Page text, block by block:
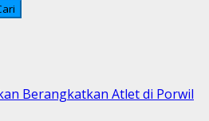
Berangkatkan Atlet di Porwil